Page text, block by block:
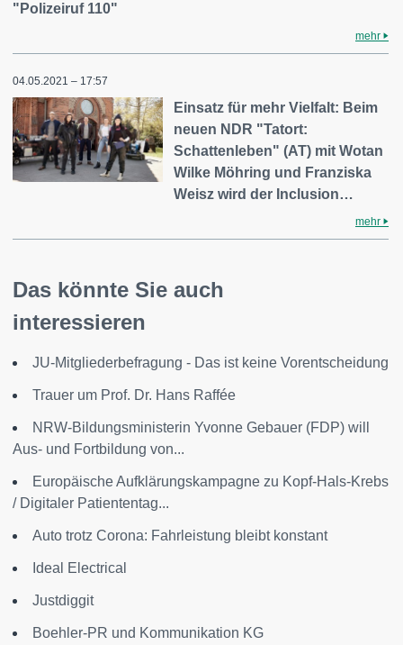
"Polizeiruf 110"
mehr
04.05.2021 – 17:57
Einsatz für mehr Vielfalt: Beim
neuen NDR "Tatort:
Schattenleben" (AT) mit Wotan
Wilke Möhring und Franziska
Weisz wird der Inclusion…
mehr
Das könnte Sie auch
interessieren
JU-Mitgliederbefragung - Das ist keine Vorentscheidung
Trauer um Prof. Dr. Hans Raffée
NRW-Bildungsministerin Yvonne Gebauer (FDP) will
Aus- und Fortbildung von...
Europäische Aufklärungskampagne zu Kopf-Hals-Krebs
/ Digitaler Patiententag...
Auto trotz Corona: Fahrleistung bleibt konstant
Ideal Electrical
Justdiggit
Boehler-PR und Kommunikation KG